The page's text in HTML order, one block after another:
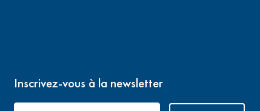
Inscrivez-vous à la newsletter